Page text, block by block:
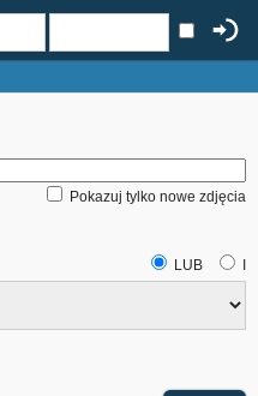
Pokazuj tylko nowe zdjęcia
LUB